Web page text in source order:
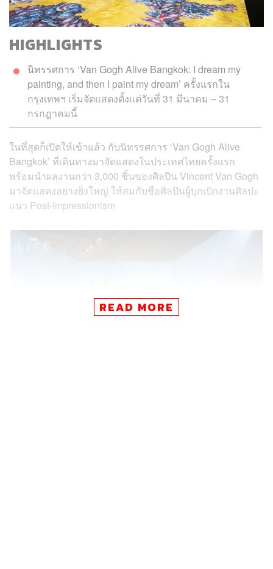
HIGHLIGHTS
นิทรรศการ ‘Van Gogh Alive Bangkok: I dream my
painting, and then I paint my dream’ ครั้งแรกใน
กรุงเทพฯ เริ่มจัดแสดงตั้งแต่วันที่ 31 มีนาคม – 31
กรกฎาคมนี้
ในที่สุดก็เปิดให้เข้าแล้ว กับนิทรรศการ ‘Van Gogh Alive
Bangkok’ ที่เดินทางมาจัดแสดงในประเทศไทยครั้งแรก
พร้อมนำผลงานกว่า 3,000 ชิ้นของศิลปิน Vincent Van Gogh
มาจัดแสดงอย่างยิ่งใหญ่ ให้สมกับชื่อศิลปินผู้บุกเบิกงานศิลปะ
แนว Post-Impressionism
READ MORE